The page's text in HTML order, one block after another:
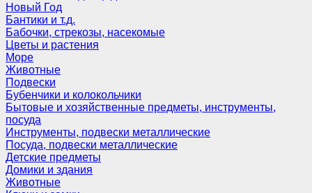
Новый Год
Бантики и т.д.
Бабочки, стрекозы, насекомые
Цветы и растения
Море
Животные
Подвески
Бубенчики и колокольчики
Бытовые и хозяйственные предметы, инструменты,
посуда
Инструменты, подвески металлические
Посуда, подвески металлические
Детские предметы
Домики и здания
Животные